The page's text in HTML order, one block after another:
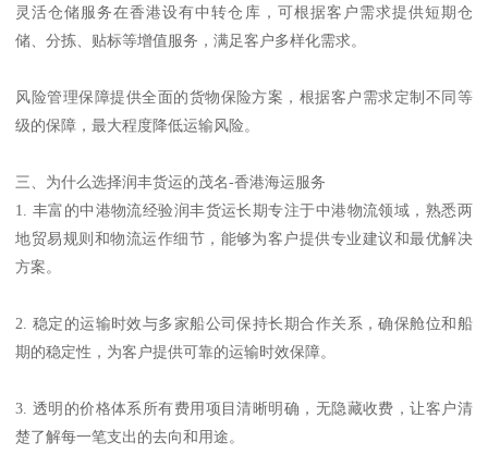
灵活仓储服务在香港设有中转仓库，可根据客户需求提供短期仓
储、分拣、贴标等增值服务，满足客户多样化需求。
风险管理保障提供全面的货物保险方案，根据客户需求定制不同等
级的保障，最大程度降低运输风险。
三、为什么选择润丰货运的茂名-香港海运服务
1. 丰富的中港物流经验润丰货运长期专注于中港物流领域，熟悉两
地贸易规则和物流运作细节，能够为客户提供专业建议和最优解决
方案。
2. 稳定的运输时效与多家船公司保持长期合作关系，确保舱位和船
期的稳定性，为客户提供可靠的运输时效保障。
3. 透明的价格体系所有费用项目清晰明确，无隐藏收费，让客户清
楚了解每一笔支出的去向和用途。